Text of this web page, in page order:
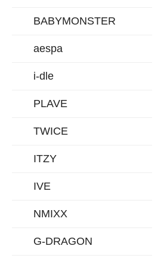
BABYMONSTER
aespa
i-dle
PLAVE
TWICE
ITZY
IVE
NMIXX
G-DRAGON